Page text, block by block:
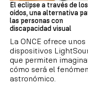
El eclipse a través de los
oídos, una alternativa
las personas con
discapacidad visual
La ONCE ofrece unos
dispositivos
que permiten
cómo será el
astronómico.